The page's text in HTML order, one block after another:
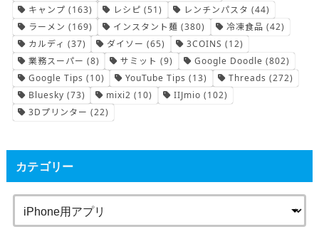
キャンプ (163) レシピ (51) レンチンパスタ (44)
ラーメン (169) インスタント麺 (380) 冷凍食品 (42)
カルディ (37) ダイソー (65) 3COINS (12)
業務スーパー (8) サミット (9) Google Doodle (802)
Google Tips (10) YouTube Tips (13) Threads (272)
Bluesky (73) mixi2 (10) IIJmio (102)
3Dプリンター (22)
カテゴリー